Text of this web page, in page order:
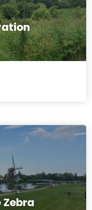
Zebra